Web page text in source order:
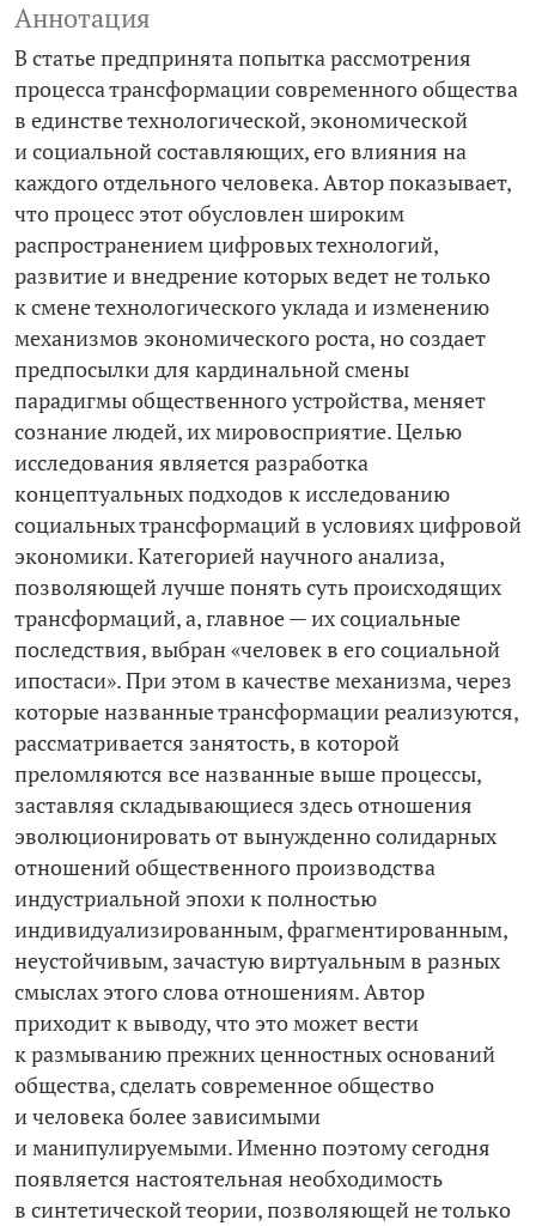
Аннотация
В статье предпринята попытка рассмотрения
процесса трансформации современного общества
в единстве технологической, экономической
и социальной составляющих, его влияния на
каждого отдельного человека. Автор показывает,
что процесс этот обусловлен широким
распространением цифровых технологий,
развитие и внедрение которых ведет не только
к смене технологического уклада и изменению
механизмов экономического роста, но создает
предпосылки для кардинальной смены
парадигмы общественного устройства, меняет
сознание людей, их мировосприятие. Целью
исследования является разработка
концептуальных подходов к исследованию
социальных трансформаций в условиях цифровой
экономики. Категорией научного анализа,
позволяющей лучше понять суть происходящих
трансформаций, а, главное — их социальные
последствия, выбран «человек в его социальной
ипостаси». При этом в качестве механизма, через
которые названные трансформации реализуются,
рассматривается занятость, в которой
преломляются все названные выше процессы,
заставляя складывающиеся здесь отношения
эволюционировать от вынужденно солидарных
отношений общественного производства
индустриальной эпохи к полностью
индивидуализированным, фрагментированным,
неустойчивым, зачастую виртуальным в разных
смыслах этого слова отношениям. Автор
приходит к выводу, что это может вести
к размыванию прежних ценностных оснований
общества, сделать современное общество
и человека более зависимыми
и манипулируемыми. Именно поэтому сегодня
появляется настоятельная необходимость
в синтетической теории, позволяющей не только